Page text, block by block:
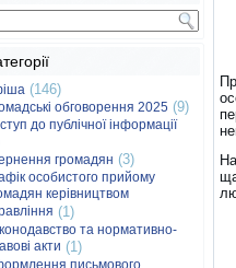
(146)
обговорення 2025 (9)
до публічної інформації
громадян (3)
особистого прийому
керівництвом
(1)
та нормативно-
акти (1)
письмового